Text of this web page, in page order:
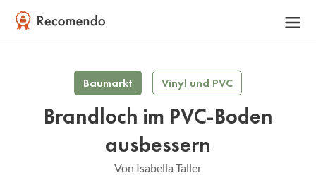
Baumarkt Vinyl und PVC
Brandloch im PVC-Boden
ausbessern
Von Isabella Taller